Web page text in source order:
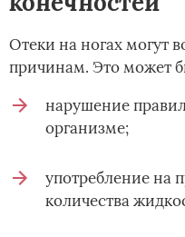
Отеки на ногах могут
причинам. Это может
нарушение
организме;
употребление на
количества